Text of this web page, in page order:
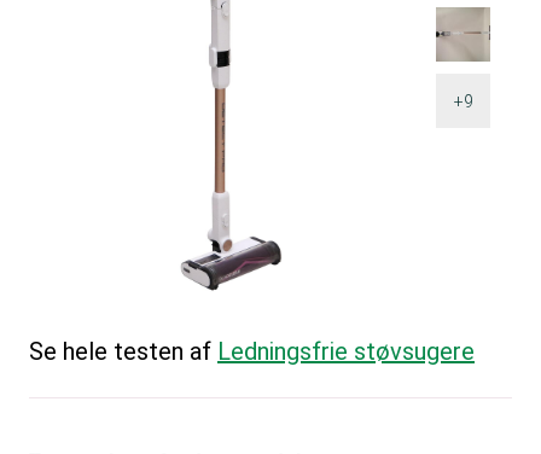
+9
Se hele testen af Ledningsfrie støvsugere